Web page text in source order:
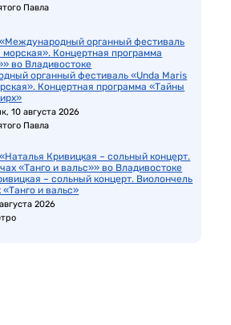
Павла
органный фестиваль «Unda Maris
Концертная программа «Тайны
10 августа 2026
Павла
– сольный концерт. Виолончель
«Танго и вальс»
2026